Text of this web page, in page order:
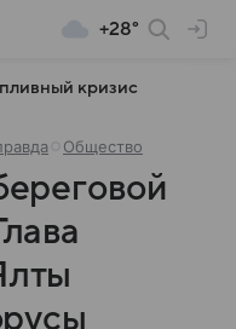
+28°
кризис
Общество